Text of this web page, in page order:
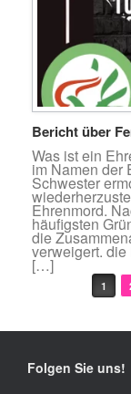
Bericht über
Was ist ein
im Namen der
Schwester
Ehrenmord.
häufigsten
die
verweigert.
[…]
Beitragsnavigation
1
Folgen Sie uns!